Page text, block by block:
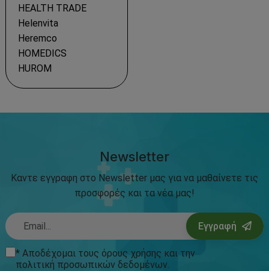
HEALTH TRADE
Helenvita
Heremco
HOMEDICS
HUROM
Newsletter
Καντε εγγραφη στο Newsletter μας για να μαθαίνετε τις
προσφορές και τα νέα μας!
Εγγραφή
* Αποδέχομαι τους όρους χρήσης και την
πολιτική προσωπικών δεδομένων